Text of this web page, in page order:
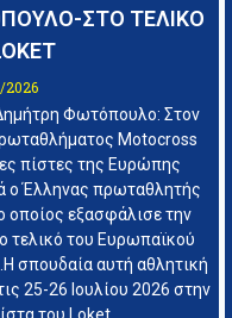
ΣΤΟ ΤΕΛΙΚΟ
Φωτόπουλο: Στον
Motocross
πίστες της Ευρώπης
ο Έλληνας πρωταθλητής
εξασφάλισε την
τελικό του Ευρωπαϊκού
σπουδαία αυτή αθλητική
25-26 Ιουλίου 2026 στην
του Loket